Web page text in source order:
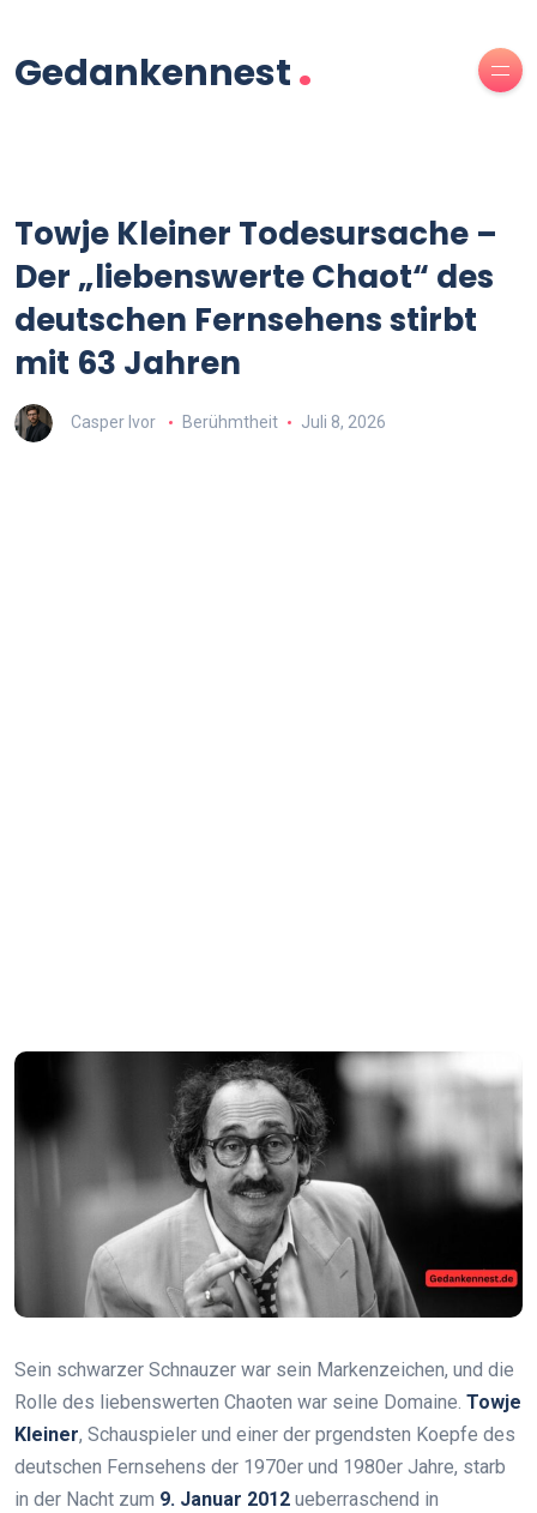
Gedankennest.
Towje Kleiner Todesursache –
Der „liebenswerte Chaot“ des
deutschen Fernsehens stirbt
mit 63 Jahren
Casper Ivor Berühmtheit Juli 8, 2026
Sein schwarzer Schnauzer war sein Markenzeichen, und die
Rolle des liebenswerten Chaoten war seine Domaine. Towje
Kleiner, Schauspieler und einer der prgendsten Koepfe des
deutschen Fernsehens der 1970er und 1980er Jahre, starb
in der Nacht zum 9. Januar 2012 ueberraschend in